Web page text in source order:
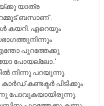
യാത്ര
ബസാണ് .
കയറി. ഏറെയും
പുറത്തേക്കു
പോയല്ലോ..’
നിന്നു പറയുന്നു.
കണ്ടക്ടർ പിടിക്കും
പോവുകയായിരുന്നു.